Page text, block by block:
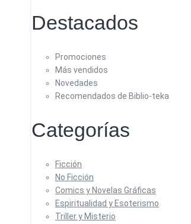
Destacados
Promociones
Más vendidos
Novedades
Recomendados de Biblio-teka
Categorías
Ficción
No Ficción
Comics y Novelas Gráficas
Espiritualidad y Esoterismo
Triller y Misterio